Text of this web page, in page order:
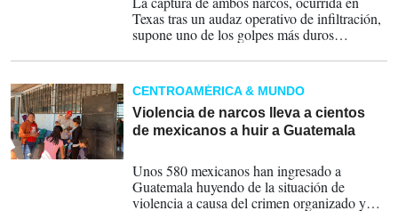
Texas tras un audaz operativo de infiltración,
supone uno de los golpes más duros
originaria del estado de Sinaloa.
CENTROAMÉRICA & MUNDO
Violencia de narcos lleva a cientos
de mexicanos a huir a Guatemala
Unos 580 mexicanos han ingresado a
Guatemala huyendo de la situación de
violencia a causa del crimen organizado y